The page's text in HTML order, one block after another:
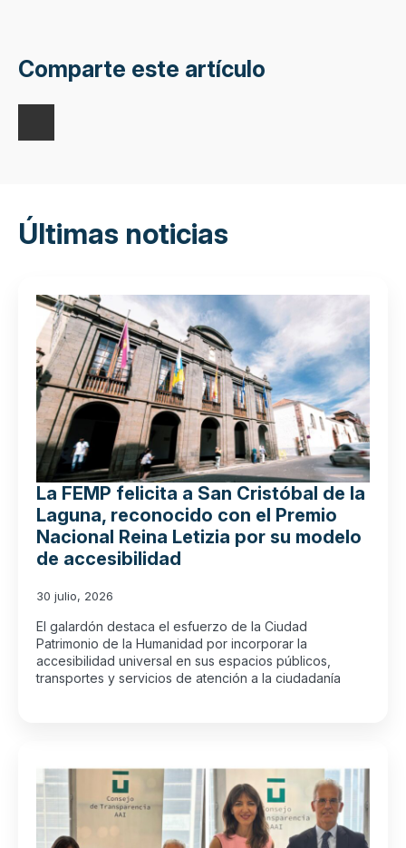
Comparte este artículo
Últimas noticias
La FEMP felicita a San Cristóbal de la
Laguna, reconocido con el Premio
Nacional Reina Letizia por su modelo
de accesibilidad
30 julio, 2026
El galardón destaca el esfuerzo de la Ciudad
Patrimonio de la Humanidad por incorporar la
accesibilidad universal en sus espacios públicos,
transportes y servicios de atención a la ciudadanía